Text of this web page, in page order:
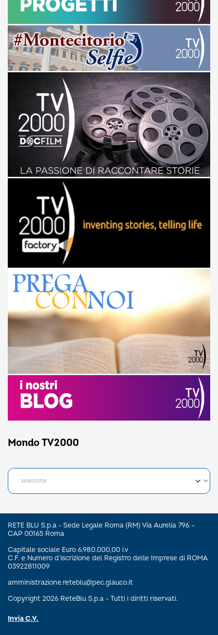
Mondo TV2000
RETE BLU S.p.a - Sede Legale Roma (RM) Via Aurelia 796 –
CAP 00165 Roma
Capitale sociale Euro 6.980.000,00 i.v
C.F. e Numero d’iscrizione del Registro delle Imprese di ROMA
03922811009
amministrazione.reteblu@pec.glauco.it
Copyright 2026 ReteBlu S.p.a - Tutti i diritti riservati.
Invia C.V.